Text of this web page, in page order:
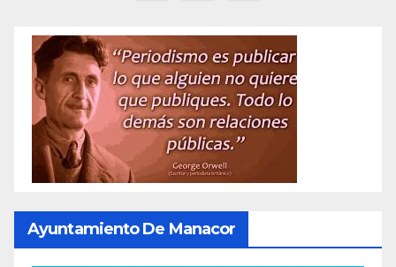
entradas
Ayuntamiento De Manacor